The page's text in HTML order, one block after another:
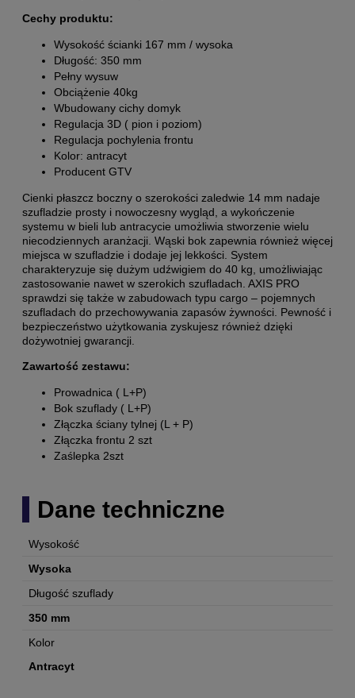
Cechy produktu:
Wysokość ścianki 167 mm / wysoka
Długość: 350 mm
Pełny wysuw
Obciążenie 40kg
Wbudowany cichy domyk
Regulacja 3D ( pion i poziom)
Regulacja pochylenia frontu
Kolor: antracyt
Producent GTV
Cienki płaszcz boczny o szerokości zaledwie 14 mm nadaje
szufladzie prosty i nowoczesny wygląd, a wykończenie
systemu w bieli lub antracycie umożliwia stworzenie wielu
niecodziennych aranżacji. Wąski bok zapewnia również więcej
miejsca w szufladzie i dodaje jej lekkości. System
charakteryzuje się dużym udźwigiem do 40 kg, umożliwiając
zastosowanie nawet w szerokich szufladach. AXIS PRO
sprawdzi się także w zabudowach typu cargo – pojemnych
szufladach do przechowywania zapasów żywności. Pewność i
bezpieczeństwo użytkowania zyskujesz również dzięki
dożywotniej gwarancji.
Zawartość zestawu:
Prowadnica ( L+P)
Bok szuflady ( L+P)
Złączka ściany tylnej (L + P)
Złączka frontu 2 szt
Zaślepka 2szt
Dane techniczne
Wysokość
Wysoka
Długość szuflady
350 mm
Kolor
Antracyt